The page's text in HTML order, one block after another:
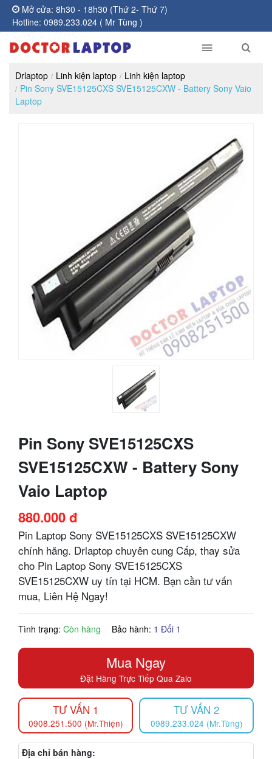
Mở cửa: 8h30 - 18h30 (Thứ 2- Thứ 7)
Hotline: 0989.233.024 ( Mr Tùng )
Drlaptop Linh kiện laptop
Linh kiện laptop
Pin Sony SVE15125CXS SVE15125CXW - Battery Sony Vaio
Laptop
Pin Sony SVE15125CXS
SVE15125CXW - Battery Sony
Vaio Laptop
880.000 đ
Pin Laptop Sony SVE15125CXS SVE15125CXW
chính hãng. Drlaptop chuyên cung Cấp, thay sửa
cho Pin Laptop Sony SVE15125CXS
SVE15125CXW uy tín tại HCM. Bạn cần tư vấn
mua, Liên Hệ Ngay!
Tình trạng: Còn hàng Bảo hành: 1 Đổi 1
Mua Ngay
Đặt Hàng Trực Tiếp Qua Zalo
TƯ VẤN 1
0908.251.500 (Mr.Thiện)
TƯ VẤN 2
0989.233.024 (Mr.Tùng)
Địa chỉ bán hàng: